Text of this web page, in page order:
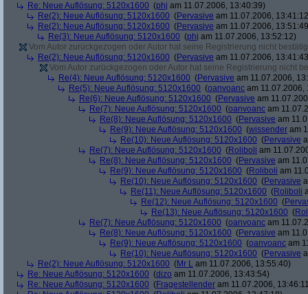
Re: Neue Auflösung: 5120x1600 (phj am 11.07.2006, 13:40:39)
Re(2): Neue Auflösung: 5120x1600 (Pervasive am 11.07.2006,
Re(2): Neue Auflösung: 5120x1600 (Pervasive am 11.07.2006,
Re(3): Neue Auflösung: 5120x1600 (phj am 11.07.2006, 13:52:12)
Vom Autor zurückgezogen oder Autor hat seine Registrierung nicht
Re(2): Neue Auflösung: 5120x1600 (Pervasive am 11.07.2006,
Vom Autor zurückgezogen oder Autor hat seine Registrierung nicht
Re(4): Neue Auflösung: 5120x1600 (Pervasive am 11.07.2006,
Re(5): Neue Auflösung: 5120x1600 (oanvoanc am 11.07.2006,
Re(6): Neue Auflösung: 5120x1600 (Pervasive am
Re(7): Neue Auflösung: 5120x1600 (oanvoanc am
Re(8): Neue Auflösung: 5120x1600 (Pervasive am
Re(9): Neue Auflösung: 5120x1600 (wissender am
Re(10): Neue Auflösung: 5120x1600 (Pervasive
Re(7): Neue Auflösung: 5120x1600 (Roliboli am
Re(8): Neue Auflösung: 5120x1600 (Pervasive am
Re(9): Neue Auflösung: 5120x1600 (Roliboli am
Re(10): Neue Auflösung: 5120x1600 (Pervasive
Re(11): Neue Auflösung: 5120x1600 (Roliboli
Re(12): Neue Auflösung: 5120x1600 (
Re(13): Neue Auflösung: 5120x1600 (
Re(7): Neue Auflösung: 5120x1600 (oanvoanc am
Re(8): Neue Auflösung: 5120x1600 (Pervasive am
Re(9): Neue Auflösung: 5120x1600 (oanvoanc am
Re(10): Neue Auflösung: 5120x1600 (Pervasive
Re(2): Neue Auflösung: 5120x1600 (Mr L am 11.07.2006, 13:55:40)
Re: Neue Auflösung: 5120x1600 (dizo am 11.07.2006, 13:43:54)
Re: Neue Auflösung: 5120x1600 (Fragestellender am 11.07.2006,